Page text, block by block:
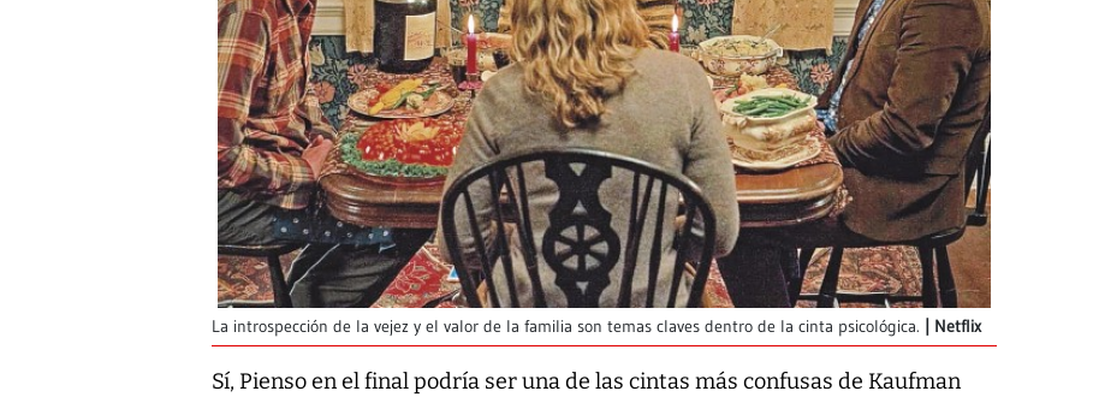
La introspección de la vejez y el valor de la familia son temas claves dentro de la cinta psicológica. Netflix
Sí, Pienso en el finalpodría ser una de las cintas más confusas de Kaufman